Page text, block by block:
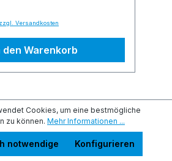
Versandkosten
den Warenkorb
2
Cookies, um eine bestmögliche
zu können. Mehr Informationen ...
notwendige Konfigurieren